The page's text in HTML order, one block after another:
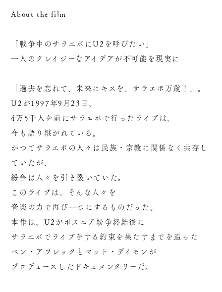
About the film
「戦争中のサラエボにU2を呼びたい」
一人のクレイジーなアイデアが不可能を現実に
「過去を忘れて、未来にキスを、サラエボ万歳！」。
U2が1997年9月23日、
4万5千人を前にサラエボで行ったライブは、
今も語り継がれている。
かつてサラエボの人々は民族・宗教に関係なく共存し
ていたが、
紛争は人々を引き裂いていた。
このライブは、そんな人々を
音楽の力で再び一つにするものだった。
本作は、U2がボスニア紛争終結後に
サラエボでライブをする約束を果たすまでを追った
ベン・アフレックとマット・デイモンが
プロデュースしたドキュメンタリーだ。